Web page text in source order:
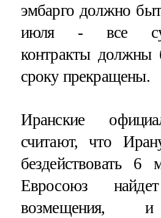
эмбарго должно
июля - все
контракты должны
сроку прекращены.
Иранские
считают, что
бездействовать 6
Евросоюз
возмещения,